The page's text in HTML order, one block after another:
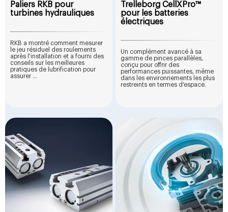
Paliers RKB pour
turbines hydrauliques
RKB a montré comment mesurer
le jeu résiduel des roulements
après l'installation et a fourni des
conseils sur les meilleures
pratiques de lubrification pour
assurer ...
Trelleborg CellXPro™
pour les batteries
électriques
Un complément avancé à sa
gamme de pinces parallèles,
conçu pour offrir des
performances puissantes, même
dans les environnements les plus
restreints en termes d'espace.